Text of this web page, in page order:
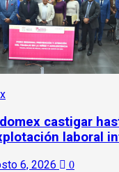
castigar
laboral
6, 2026 0